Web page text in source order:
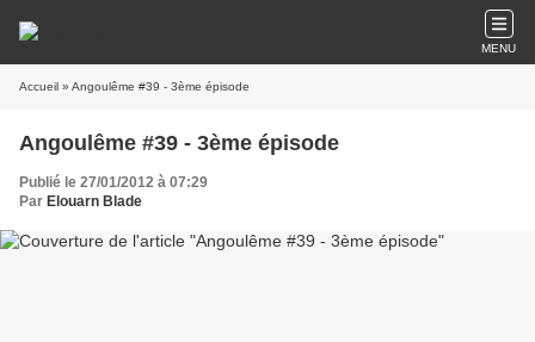
MENU
Accueil » Angoulême #39 - 3ème épisode
Angoulême #39 - 3ème épisode
Publié le 27/01/2012 à 07:29
Par Elouarn Blade